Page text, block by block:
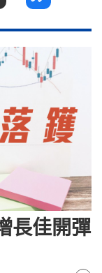
長佳開彈